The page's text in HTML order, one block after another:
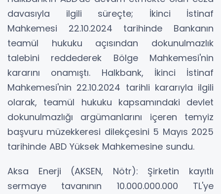
davasıyla ilgili süreçte; İkinci İstinaf
Mahkemesi 22.10.2024 tarihinde Bankanın
teamül hukuku açısından dokunulmazlık
talebini reddederek Bölge Mahkemesi'nin
kararını onamıştı. Halkbank, İkinci İstinaf
Mahkemesi'nin 22.10.2024 tarihli kararıyla ilgili
olarak, teamül hukuku kapsamındaki devlet
dokunulmazlığı argümanlarını içeren temyiz
başvuru müzekkeresi dilekçesini 5 Mayıs 2025
tarihinde ABD Yüksek Mahkemesine sundu.
Aksa Enerji (AKSEN, Nötr): Şirketin kayıtlı
sermaye tavanının 10.000.000.000 TL'ye